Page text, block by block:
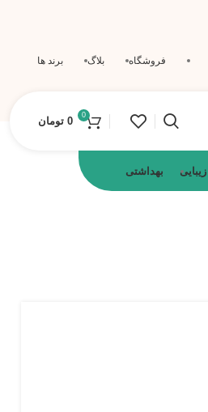
فروشگاه بلاگ برند ها
0
0 تومان
زیبایی بهداشتی